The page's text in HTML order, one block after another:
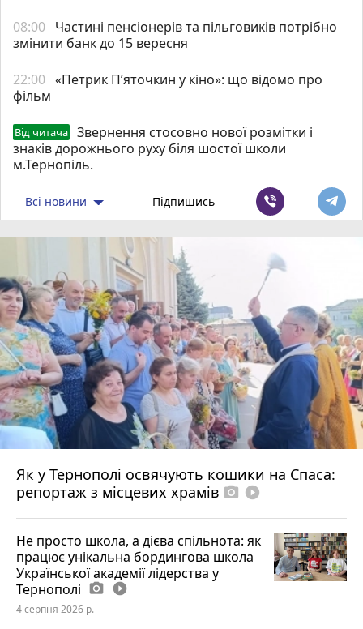
08:00 Частині пенсіонерів та пільговиків потрібно
змінити банк до 15 вересня
22:00 «Петрик П’яточкин у кіно»: що відомо про
фільм
Від читача
Звернення стосовно нової розмітки і
знаків дорожнього руху біля шостої школи
м.Тернопіль.
Всі новини Підпишись
Як у Тернополі освячують кошики на Спаса:
репортаж з місцевих храмів photo_camera play_circle_filled
Не просто школа, а дієва спільнота: як
працює унікальна бордингова школа
Української академії лідерства у
Тернополі photo_camera play_circle_filled
4 серпня 2026 р.